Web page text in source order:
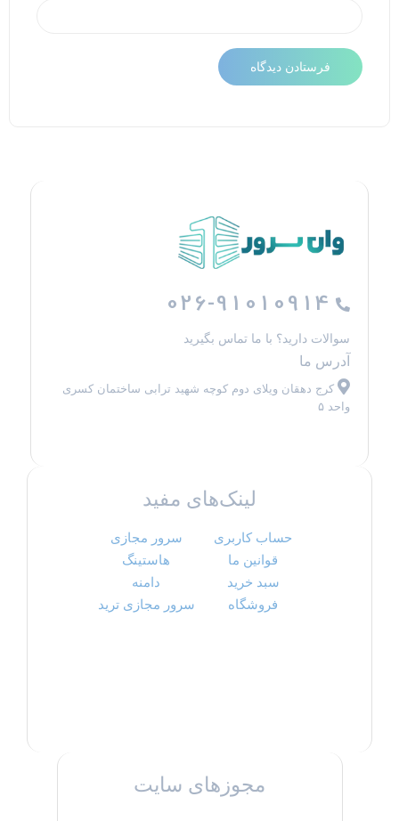
026-91010914
سوالات دارید؟ با ما تماس بگیرید
آدرس ما
کرج دهقان ویلای دوم کوچه شهید ترابی ساختمان کسری
واحد ۵
لینک‌های مفید
حساب کاربری
قوانین ما
سبد خرید
فروشگاه
سرور مجازی
هاستینگ
دامنه
سرور مجازی ترید
مجوزهای سایت